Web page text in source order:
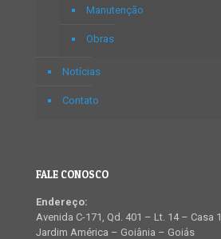
Manutenção
Obras
Notícias
Contato
FALE CONOSCO
Endereço:
Avenida C-171, Qd. 401 – Lt. 14 – Casa 1
Jardim América – Goiânia – Goiás